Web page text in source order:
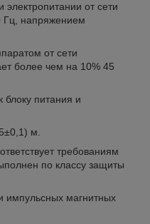
от сети
Гц, напряжением
от сети
более чем на 10% 45
питания и
м.
требованиям
по классу защиты
импульсных магнитных